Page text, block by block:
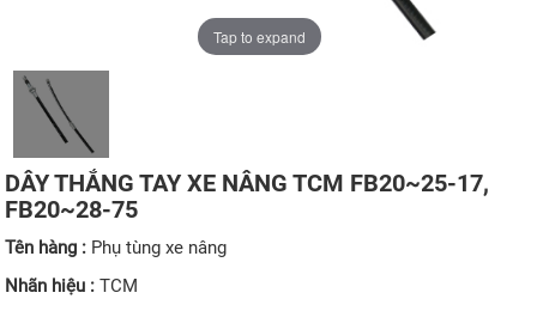
Tap to expand
DÂY THẮNG TAY XE NÂNG TCM FB20~25-17,
FB20~28-75
Tên hàng : Phụ tùng xe nâng
Nhãn hiệu :TCM